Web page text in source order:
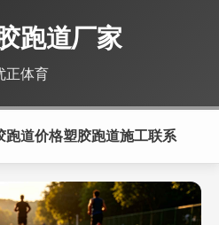
跑道厂家
正体育
跑道价格塑胶跑道施工联系